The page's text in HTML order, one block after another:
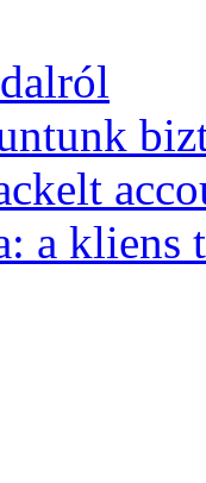
a kliens